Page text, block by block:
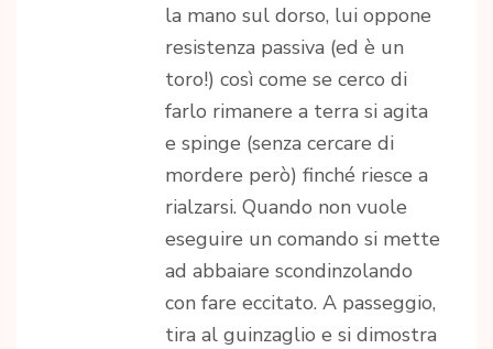
la mano sul dorso, lui oppone
resistenza passiva (ed è un
toro!) così come se cerco di
farlo rimanere a terra si agita
e spinge (senza cercare di
mordere però) finché riesce a
rialzarsi. Quando non vuole
eseguire un comando si mette
ad abbaiare scondinzolando
con fare eccitato. A passeggio,
tira al guinzaglio e si dimostra